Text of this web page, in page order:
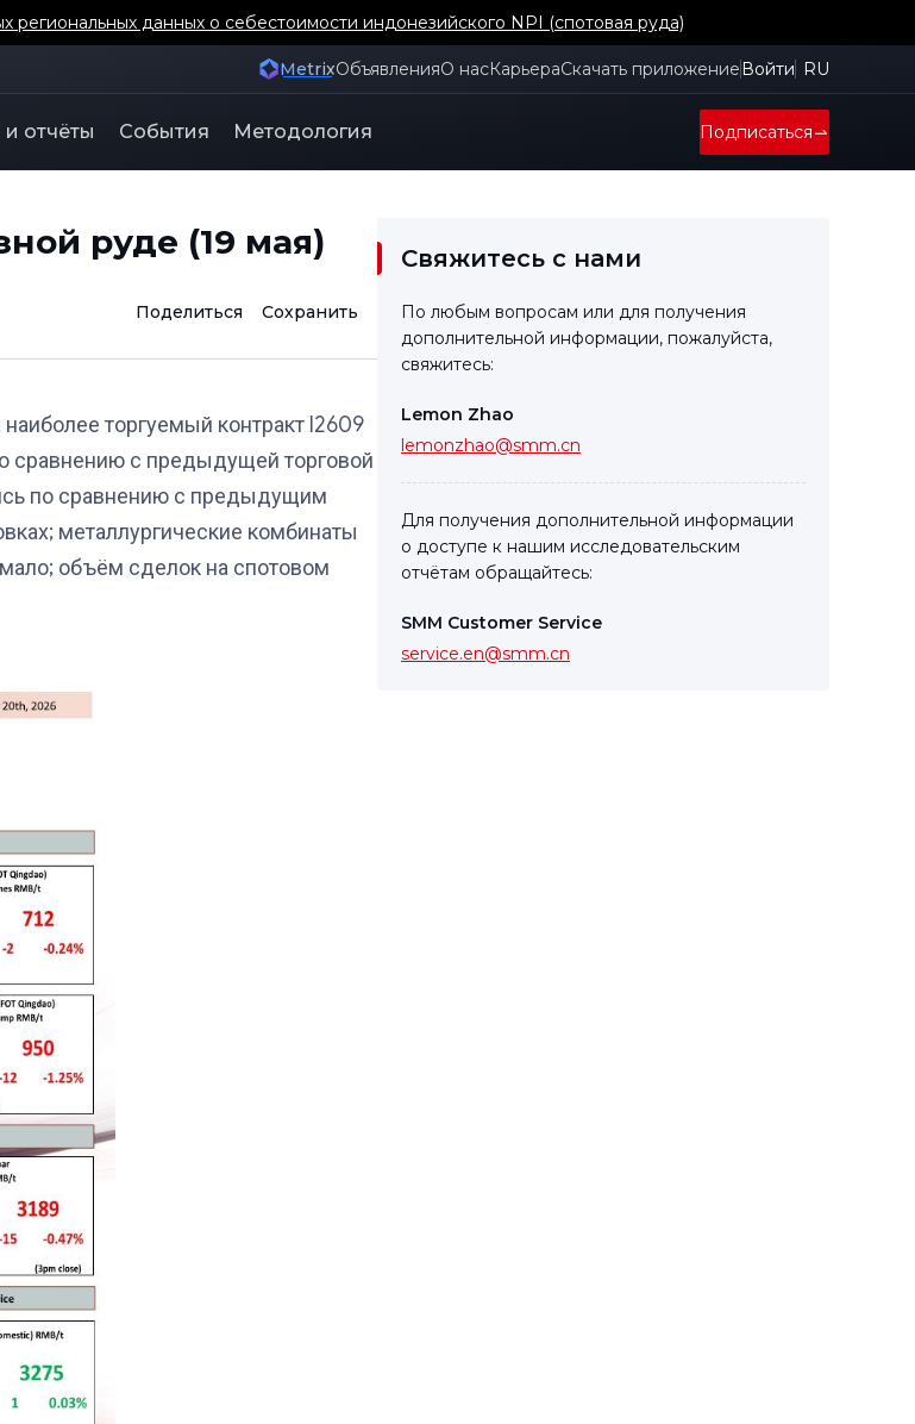
данных о себестоимости индонезийского NPI (спотовая руда)
MetrixОбъявленияО насКарьераСкачать приложение Войти RU
отчёты События Методология Подписаться
руде (19 мая)
Поделиться Сохранить
торгуемый контракт I2609
сравнению с предыдущей торговой
по сравнению с предыдущим
металлургические комбинаты
объём сделок на спотовом
Свяжитесь с нами
По любым вопросам или для получения
дополнительной информации, пожалуйста,
свяжитесь:
Lemon Zhao
lemonzhao@smm.cn
Для получения дополнительной информации
о доступе к нашим исследовательским
отчётам обращайтесь:
SMM Customer Service
service.en@smm.cn